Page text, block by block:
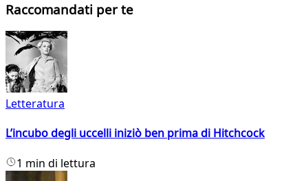
Raccomandati per te
Letteratura
L’incubo degli uccelli iniziò ben prima di Hitchcock
1 min di lettura